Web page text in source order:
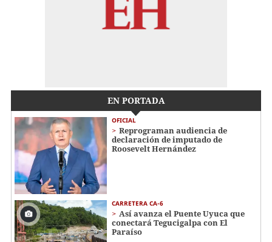
EN PORTADA
OFICIAL
Reprograman audiencia de
declaración de imputado de
Roosevelt Hernández
CARRETERA CA-6
Así avanza el Puente Uyuca que
conectará Tegucigalpa con El
Paraíso